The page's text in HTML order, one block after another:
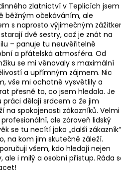
zlatnictví v Teplicích jsem
běžným očekáváním, ale
s naprosto výjimečným
dvě sestry, což je znát na
– panuje tu neuvěřitelně
a přátelská atmosféra. Od
se mi věnovaly s maximální
a upřímným zájmem. Nic
vše mi ochotně vysvětlily a
přesně to, co jsem hledala. Je
práci dělají srdcem a že jim
na spokojenosti zákazníků. Velmi
ale zároveň lidský
se tu necítí jako „další
na kom jim skutečně záleží.
všem, kdo hledají nejen
ale i milý a osobní přístup. Ráda